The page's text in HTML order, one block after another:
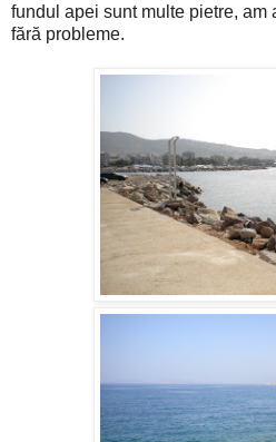
fundul apei sunt multe pietre, am
fără probleme.